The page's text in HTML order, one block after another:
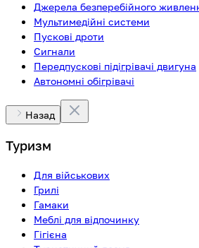
Джерела безперебійного
Мультимедійні системи
Пускові дроти
Сигнали
Передпускові підігрівачі двигуна
Автономні обігрівачі
Назад
Туризм
Для військових
Грилі
Гамаки
Меблі для відпочинку
Гігієна